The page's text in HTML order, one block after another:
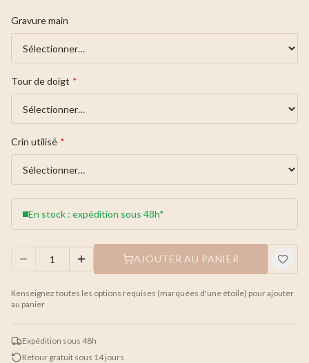
Gravure main
Tour de doigt *
Crin utilisé *
En stock : expédition sous 48h*
AJOUTER AU PANIER
Renseignez toutes les options requises (marquées d'une étoile) pour ajouter
au panier
Expédition sous 48h
Retour gratuit sous 14 jours